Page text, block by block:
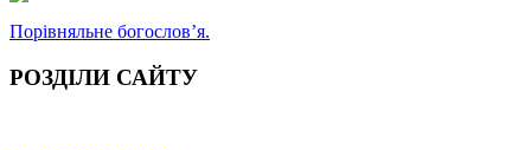
Порівняльне богословʼя.
РОЗДІЛИ САЙТУ